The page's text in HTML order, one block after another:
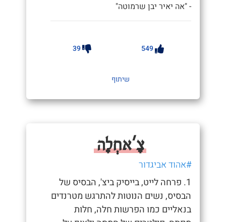
- "אה יאיר יבן שרמוטה"
549
39
שיתוף
צָ'אחְלָה
#אהוד אביגדור
1. פרחה לייט, בייסיק ביצ', הבסיס של
הבסיס, נשים הנוטות להתרגש מטרנדים
בנאליים כמו הפרשות חלה, חלות